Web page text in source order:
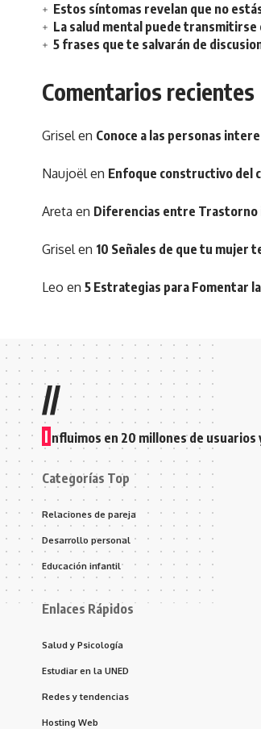
Estos síntomas revelan que no
La salud mental puede
5 frases que te salvarán de
Comentarios recientes
Griselen Conoce a las personas
Naujoëlen Enfoque constructivo del
Areta en Diferencias entre Trastorno
Griselen 10 Señales de que tu mujer
Leo en 5 Estrategias para Fomentar
//
I nfluimos en 20 millones de usuarios
Categorías Top
Relaciones de pareja
Desarrollo personal
Educación infantil
Enlaces Rápidos
Salud y Psicología
Estudiar en la UNED
Redes y tendencias
Hosting Web